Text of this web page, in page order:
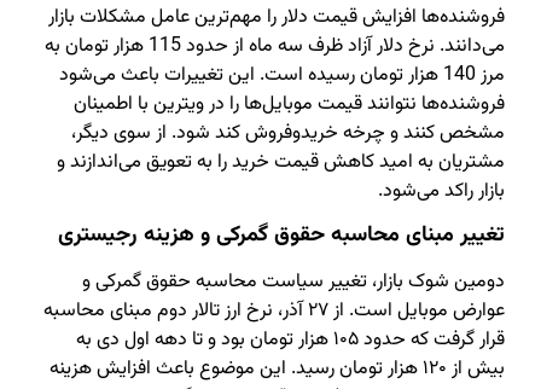
فروشنده‌ها افزایش قیمت دلار را مهم‌ترین عامل مشکلات بازار
می‌دانند. نرخ دلار آزاد ظرف سه ماه از حدود 115 هزار تومان به
مرز 140 هزار تومان رسیده است. این تغییرات باعث می‌شود
فروشنده‌ها نتوانند قیمت موبایل‌ها را در ویترین با اطمینان
مشخص کنند و چرخه خریدوفروش کند شود. از سوی دیگر،
مشتریان به امید کاهش قیمت خرید را به تعویق می‌اندازند و
بازار راکد می‌شود.
تغییر مبنای محاسبه حقوق گمرکی و هزینه رجیستری
دومین شوک بازار، تغییر سیاست محاسبه حقوق گمرکی و
عوارض موبایل است. از ۲۷ آذر، نرخ ارز تالار دوم مبنای محاسبه
قرار گرفت که حدود ۱۰۵ هزار تومان بود و تا دهه اول دی به
بیش از ۱۲۰ هزار تومان رسید. این موضوع باعث افزایش هزینه